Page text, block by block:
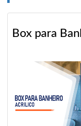
Box para